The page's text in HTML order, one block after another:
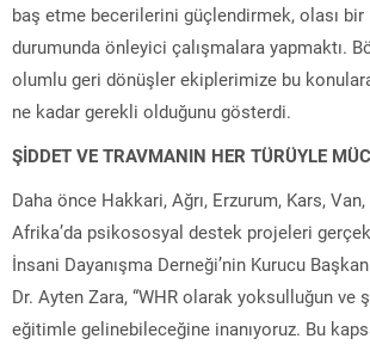
baş etme becerilerini güçlendirmek, olası bir
durumunda önleyici çalışmalara yapmaktı.
olumlu geri dönüşler ekiplerimize bu
ne kadar gerekli olduğunu gösterdi.
ŞİDDET VE TRAVMANIN HER TÜRÜYLE
Daha önce Hakkari, Ağrı, Erzurum, Kars,
Afrika’da psikososyal destek projeleri
İnsani Dayanışma Derneği’nin Kurucu
Dr. Ayten Zara, “WHR olarak yoksulluğun ve
eğitimle gelinebileceğine inanıyoruz. Bu